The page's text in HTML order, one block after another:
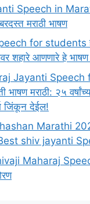
Speech in
मराठी भाषण
for students
शहारे आणणारे हे भाषण
Jayanti Speech
भाषण मराठी: २५
जिंकून देईल!
Marathi
shiv jayanti
Maharaj